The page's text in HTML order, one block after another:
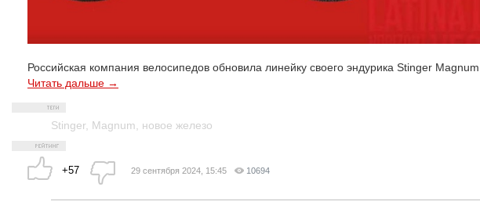
Российская компания велосипедов обновила линейку своего эндурика Stinger Magnum.
Читать дальше →
Stinger Magnum новое железо
+57 29 сентября 2024, 15:45 10694